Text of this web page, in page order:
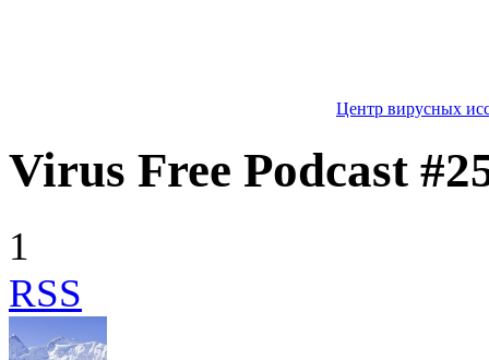
Центр вирусных
Virus Free Podcast
1
RSS